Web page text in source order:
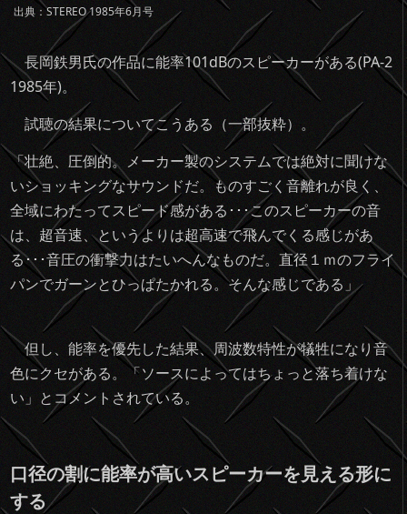
出典：STEREO 1985年6月号
長岡鉄男氏の作品に能率101dBのスピーカーがある(PA-2
1985年)。
試聴の結果についてこうある（一部抜粋）。
「壮絶、圧倒的。メーカー製のシステムでは絶対に聞けな
いショッキングなサウンドだ。ものすごく音離れが良く、
全域にわたってスピード感がある･･･このスピーカーの音
は、超音速、というよりは超高速で飛んでくる感じがあ
る･･･音圧の衝撃力はたいへんなものだ。直径１ｍのフライ
パンでガーンとひっぱたかれる。そんな感じである」
但し、能率を優先した結果、周波数特性が犠牲になり音
色にクセがある。「ソースによってはちょっと落ち着けな
い」とコメントされている。
口径の割に能率が高いスピーカーを見える形に
する